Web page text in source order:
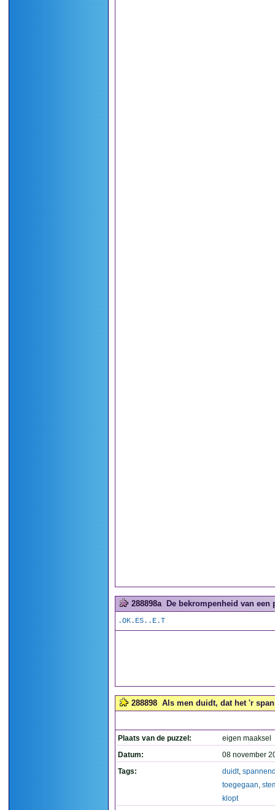
288898a De bekrompenheid van een
.OK.ES..E.T
288898 Als men duidt, dat het 'r
Plaats van de puzzel:
eigen maaksel
Datum:
08 november
Tags:
duidt,
toegegaan,
klopt